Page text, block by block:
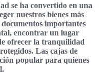
se ha convertido en una
nuestros bienes más
importantes
encontrar un lugar
ofrecer la tranquilidad
Las cajas de
popular para quienes